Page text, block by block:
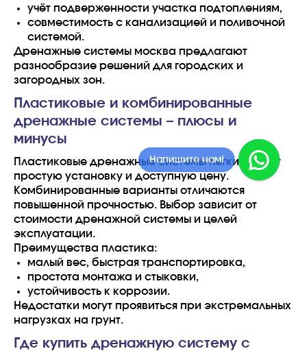
учёт подверженности участка подтоплениям,
совместимость с канализацией и поливочной
системой.
Дренажные системы москва предлагают
разнообразие решений для городских и
загородных зон.
Пластиковые и комбинированные
дренажные системы – плюсы и
минусы
Пластиковые дренажные системы легки, имеют
простую установку и доступную цену.
Комбинированные варианты отличаются
повышенной прочностью. Выбор зависит от
стоимости дренажной системы и целей
эксплуатации.
Преимущества пластика:
малый вес, быстрая транспортировка,
простота монтажа и стыковки,
устойчивость к коррозии.
Недостатки могут проявиться при экстремальных
нагрузках на грунт.
Где купить дренажную систему с
Напишите в MAX!